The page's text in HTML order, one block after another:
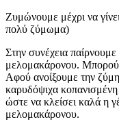
Ζυμώνουμε μέχρι να
πολύ ζύμωμα)
Στην συνέχεια
μελομακάρονου.
Αφού ανοίξουμε την
καρυδόψιχα
ώστε να κλείσει καλά η
μελομακάρονου.